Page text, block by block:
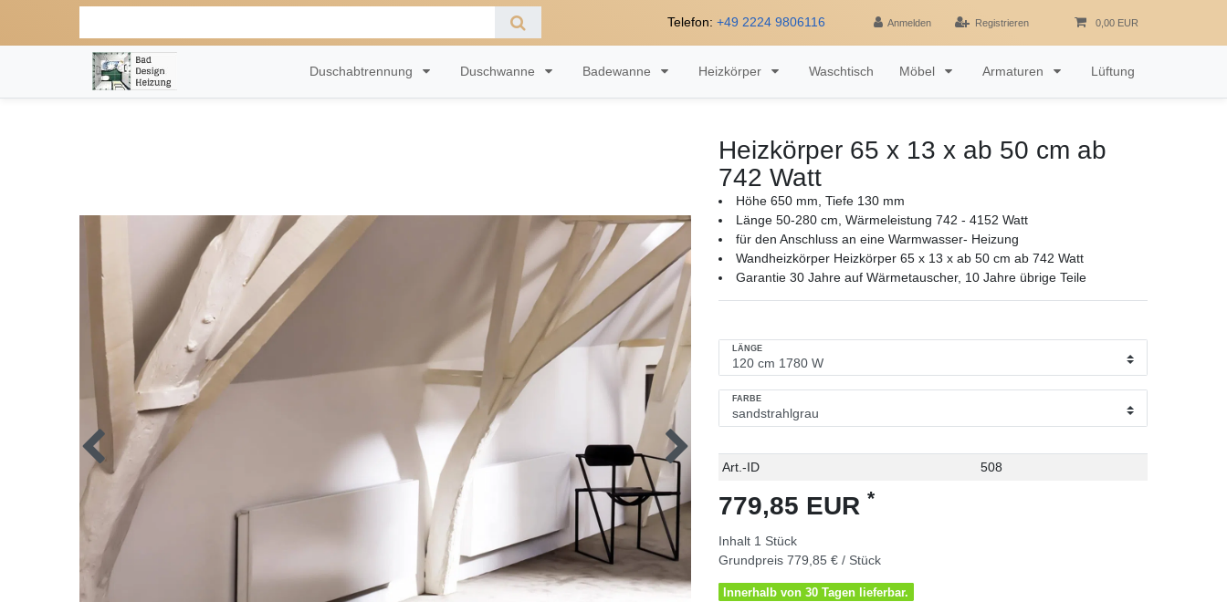
Telefon: +49 2224 9806116 Anmelden Registrieren 0,00 EUR
Duschabtrennung Duschwanne Badewanne Heizkörper Waschtisch Möbel Armaturen Lüftung
Heizkörper 65 x 13 x ab 50 cm ab
742 Watt
Höhe 650 mm, Tiefe 130 mm
Länge 50-280 cm, Wärmeleistung 742 - 4152 Watt
für den Anschluss an eine Warmwasser- Heizung
Wandheizkörper Heizkörper 65 x 13 x ab 50 cm ab 742 Watt
Garantie 30 Jahre auf Wärmetauscher, 10 Jahre übrige Teile
LÄNGE
FARBE
Technisches
Wert
Art.-ID 508
779,85 EUR *
Inhalt 1 Stück
Grundpreis 779,85 € / Stück
Innerhalb von 30 Tagen lieferbar.